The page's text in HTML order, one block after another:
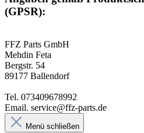
(GPSR):
FFZ Parts GmbH
Mehdin Feta
Bergstr. 54
89177 Ballendorf
Tel. 073409678992
Email. service@ffz-parts.de
Menü schließen